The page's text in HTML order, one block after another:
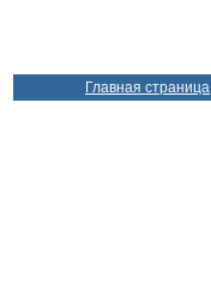
Главная страница